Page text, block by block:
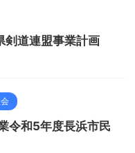
剣道連盟事業計画
令和5年度長浜市民